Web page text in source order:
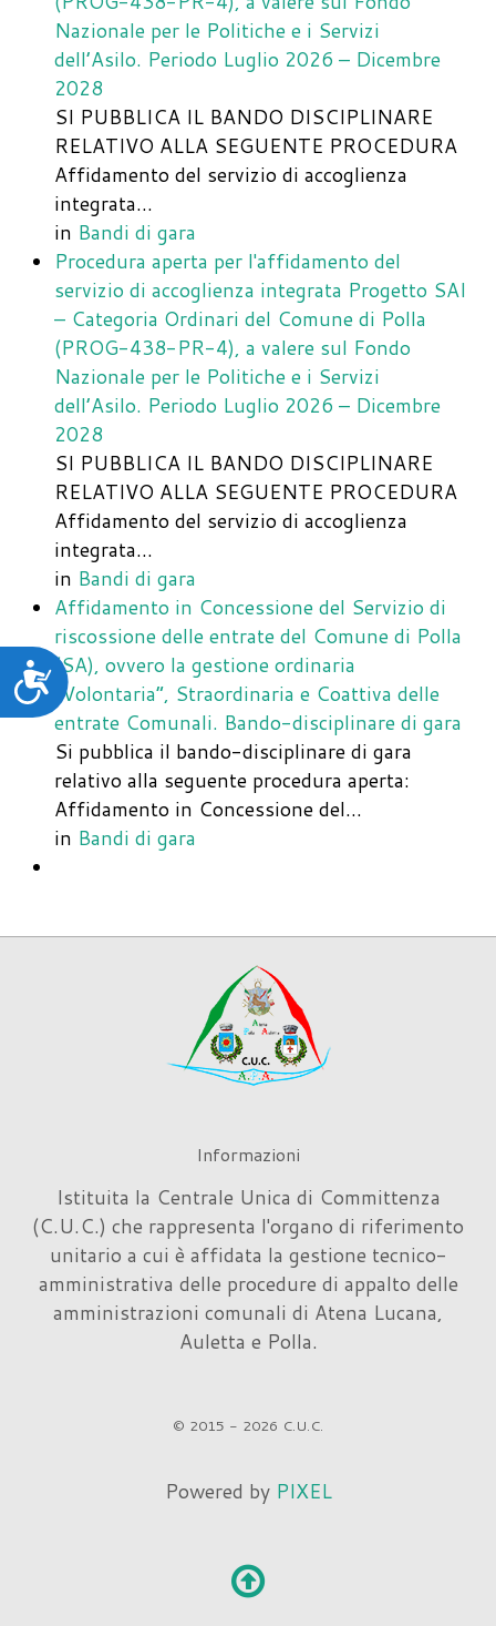
Accessibilità
Nazionale per le Politiche e i Servizi
dell’Asilo. Periodo Luglio 2026 – Dicembre
2028
SI PUBBLICA IL BANDO DISCIPLINARE
RELATIVO ALLA SEGUENTE PROCEDURA
Affidamento del servizio di accoglienza
integrata…
in Bandi di gara
Procedura aperta per l'affidamento del
servizio di accoglienza integrata Progetto SAI
– Categoria Ordinari del Comune di Polla
(PROG-438-PR-4), a valere sul Fondo
Nazionale per le Politiche e i Servizi
dell’Asilo. Periodo Luglio 2026 – Dicembre
2028
SI PUBBLICA IL BANDO DISCIPLINARE
RELATIVO ALLA SEGUENTE PROCEDURA
Affidamento del servizio di accoglienza
integrata…
in Bandi di gara
Affidamento in Concessione del Servizio di
riscossione delle entrate del Comune di Polla
(SA), ovvero la gestione ordinaria
“Volontaria”, Straordinaria e Coattiva delle
entrate Comunali. Bando-disciplinare di gara
Si pubblica il bando-disciplinare di gara
relativo alla seguente procedura aperta:
Affidamento in Concessione del…
in Bandi di gara
Informazioni
Istituita la Centrale Unica di Committenza
(C.U.C.) che rappresenta l'organo di riferimento
unitario a cui è affidata la gestione tecnico-
amministrativa delle procedure di appalto delle
amministrazioni comunali di Atena Lucana,
Auletta e Polla.
© 2015 - 2026 C.U.C.
Powered by PIXEL